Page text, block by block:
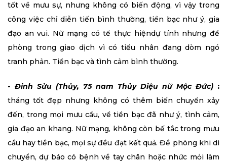
tốt về mưu sự, nhưng không có biến động, vì vậy trong
công việc chỉ diễn tiến bình thường, tiền bạc như ý, gia
đạo an vui. Nữ mạng có tể thực hiệndự tính nhưng đề
phòng trong giao dịch vì có tiểu nhân đang dòm ngó
tranh phản. Tiền bạc và tình cảm bình thường.
- Đinh Sửu (Thủy, 75 nam Thủy Diệu nữ Mộc Đức) :
tháng tốt đẹp nhưng không có thêm biến chuyển xảy
đến, trong mọi mưu cầu, về tiền bạc đã như ý, tình cảm,
gia đạo an khang. Nữ mạng, không còn bế tắc trong mưu
cầu hay tiền bạc, mọi sự đều đạt kết quả. Đề phòng khi di
chuyển, dự báo có bệnh về tay chân hoặc nhức mỏi làm